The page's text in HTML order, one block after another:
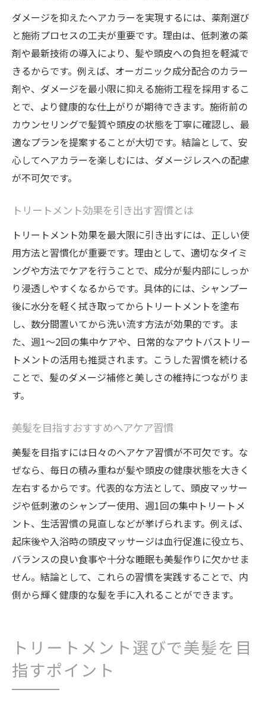
ダメージを抑えたヘアカラーを実現するには、薬剤選び
と施術プロセスの工夫が重要です。理由は、低刺激の薬
剤や最新技術の導入により、髪や頭皮への負担を軽減で
きるからです。例えば、オーガニック成分配合のカラー
剤や、ダメージを最小限に抑える施術工程を採用するこ
とで、より健康的な仕上がりが期待できます。施術前の
カウンセリングで髪質や頭皮の状態を丁寧に確認し、最
適なプランを提案することが大切です。結論として、安
心してヘアカラーを楽しむには、ダメージレスへの配慮
が不可欠です。
トリートメント効果を引き出す習慣とは
トリートメント効果を最大限に引き出すには、正しい使
用方法と習慣化が重要です。理由として、適切なタイミ
ングや方法でケアを行うことで、成分が髪内部にしっか
り浸透しやすくなるからです。具体的には、シャンプー
後に水分を軽く拭き取ってからトリートメントを塗布
し、数分間置いてから洗い流す方法が効果的です。ま
た、週1〜2回の集中ケアや、日常的なアウトバストリー
トメントの活用も推奨されます。こうした習慣を続ける
ことで、髪のダメージ補修と美しさの維持につながりま
す。
美髪を目指すおすすめヘアケア習慣
美髪を目指すには日々のヘアケア習慣が不可欠です。な
ぜなら、毎日の積み重ねが髪や頭皮の健康状態を大きく
左右するからです。代表的な方法として、頭皮マッサー
ジや低刺激のシャンプー使用、週1回の集中トリートメ
ント、生活習慣の見直しなどが挙げられます。例えば、
起床後や入浴時の頭皮マッサージは血行促進に役立ち、
バランスの良い食事や十分な睡眠も美髪作りに欠かせま
せん。結論として、これらの習慣を実践することで、内
側から輝く健康的な髪を手に入れることができます。
トリートメント選びで美髪を目
指すポイント